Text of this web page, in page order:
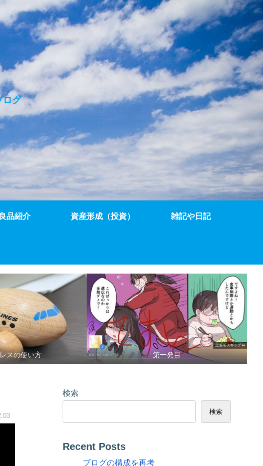
ログ
良品紹介 資産形成（投資） 雑記や日記
スの使い方 第一発目
検索
検索
Recent Posts
ブログの構成を再考